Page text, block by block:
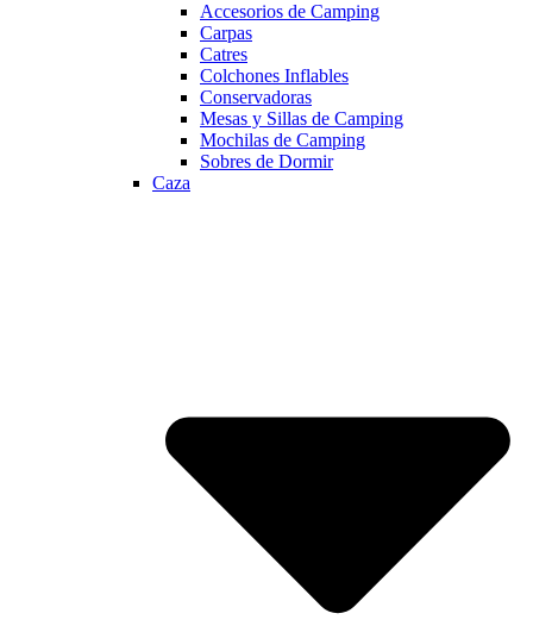
Accesorios de Camping
Carpas
Catres
Colchones Inflables
Conservadoras
Mesas y Sillas de Camping
Mochilas de Camping
Sobres de Dormir
Caza